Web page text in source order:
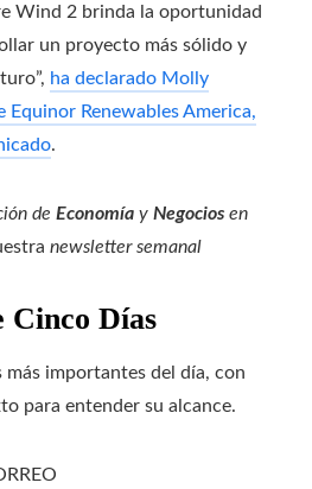
Wind 2 brinda la oportunidad
un proyecto más sólido y
ha declarado Molly
Equinor Renewables America,
.
de Economía y Negocios en
newsletter semanal
Cinco Días
más importantes del día, con
para entender su alcance.